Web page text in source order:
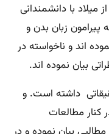
با دانشمندانی
زبان بدن و
اند و ناخواسته در
بیان نموده اند.
داشته است. و
مطالعات